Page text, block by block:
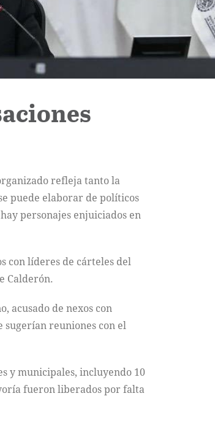
refleja tanto la
puede elaborar de políticos
personajes enjuiciados en
con líderes de cárteles del
Calderón.
acusado de nexos con
sugerían reuniones con el
y municipales, incluyendo 10
fueron liberados por falta